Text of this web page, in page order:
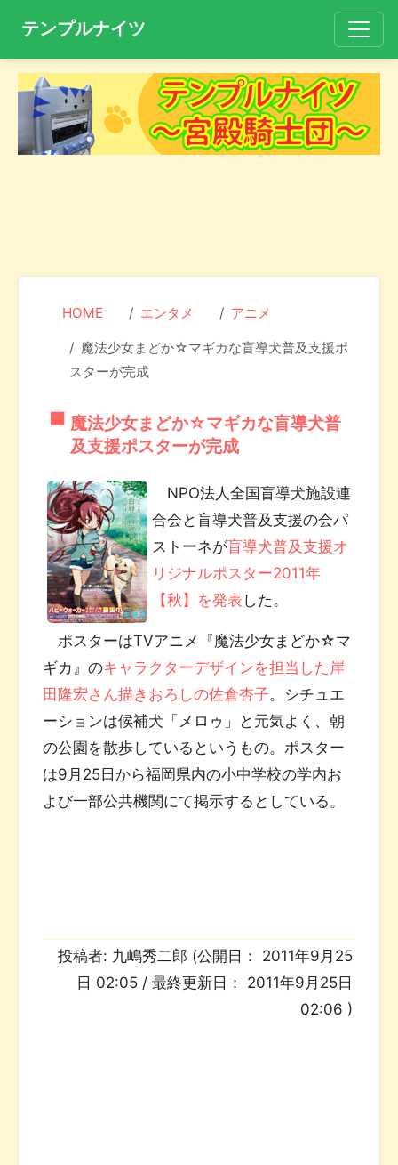
テンプルナイツ
HOME エンタメ アニメ
魔法少女まどか☆マギカな盲導犬普及支援ポ
スターが完成
魔法少女まどか☆マギカな盲導犬普
及支援ポスターが完成
NPO法人全国盲導犬施設連
合会と盲導犬普及支援の会パ
ストーネが盲導犬普及支援オ
リジナルポスター2011年
【秋】を発表 した。
ポスターはTVアニメ『魔法少女まどか☆マ
ギカ』のキャラクターデザインを担当した岸
田隆宏さん描きおろしの佐倉杏子。シチュエ
ーションは候補犬「メロゥ」と元気よく、朝
の公園を散歩しているというもの。ポスター
は9月25日から福岡県内の小中学校の学内お
よび一部公共機関にて掲示するとしている。
投稿者: 九嶋秀二郎 (公開日： 2011年9月25
日 02:05 / 最終更新日： 2011年9月25日
02:06 )